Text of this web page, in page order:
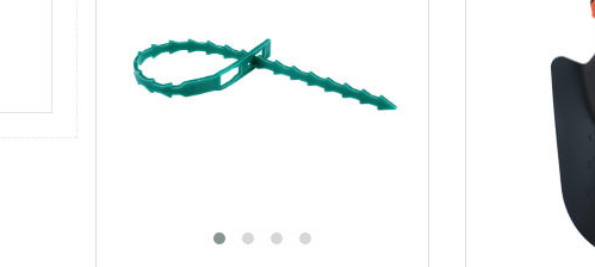
₺400,00 - ₺600,00(1)
₺600,00 - ₺1.000,00(2)